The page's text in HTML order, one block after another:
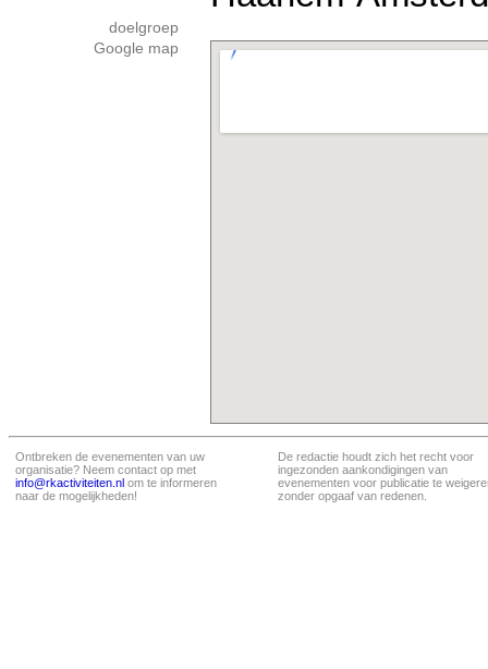
doelgroep
Google map
Ontbreken de evenementen van uw
organisatie? Neem contact op met
info@rkactiviteiten.nl om te informeren
naar de mogelijkheden!
De redactie houdt zich het recht voor
ingezonden aankondigingen van
evenementen voor publicatie te
zonder opgaaf van redenen.